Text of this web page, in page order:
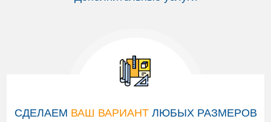
СДЕЛАЕМ ВАШ ВАРИАНТЛЮБЫХ РАЗМЕРОВ